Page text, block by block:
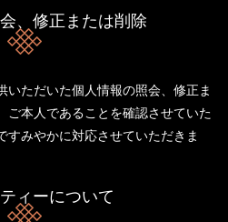
、修正または削除
いただいた個人情報の照会、修正ま
ご本人であることを確認させていた
すみやかに対応させていただきま
ィーについて